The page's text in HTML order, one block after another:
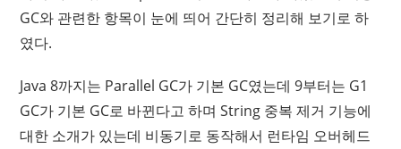
GC와 관련한 항목이 눈에 띄어 간단히 정리해 보기로 하
였다.
Java 8까지는 Parallel GC가 기본 GC였는데 9부터는 G1
GC가 기본 GC로 바뀐다고 하며 String 중복 제거 기능에
대한 소개가 있는데 비동기로 동작해서 런타임 오버헤드